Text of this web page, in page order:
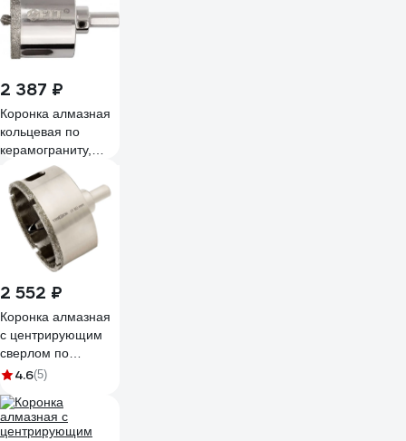
2 387 ₽
Коронка алмазная
кольцевая по
керамограниту,
камню и кафелю с
центровочным
сверлом 60x70 мм
FIT 16223
2 552 ₽
Коронка алмазная
с центрирующим
сверлом по
керамике 80 мм
тов-208940
4.6(5)